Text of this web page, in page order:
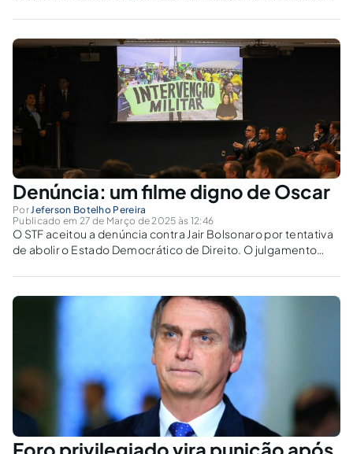
Denúncia: um filme digno de Oscar
PorJeferson Botelho Pereira
Publicado em 27 de Março de 2025 às 12:46
O STF aceitou a denúncia contra Jair Bolsonaro por tentativa
de abolir o Estado Democrático de Direito. O julgamento
penal brasileiro.
Foro privilegiado vira punição após